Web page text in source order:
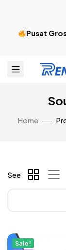
Pusat
Home
See
Sale!